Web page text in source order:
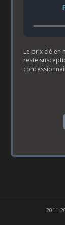
Le prix clé en
reste
2011-